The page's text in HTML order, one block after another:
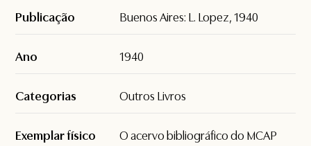
Publicação Buenos Aires: L. Lopez, 1940
Ano 1940
Categorias Outros Livros
Exemplar físico
O acervo bibliográfico do MCAP